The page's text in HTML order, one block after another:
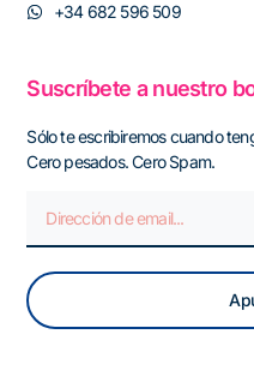
+34 682 596 509
Suscríbete a nuestro
Sólo te escribiremos cuando
Cero pesados. Cero Spam.